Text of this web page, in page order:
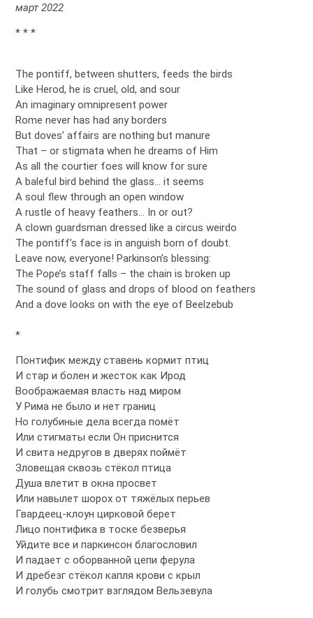
март 2022
* * *
The pontiff, between shutters, feeds the birds
Like Herod, he is cruel, old, and sour
An imaginary omnipresent power
Rome never has had any borders
But doves’ affairs are nothing but manure
That – or stigmata when he dreams of Him
As all the courtier foes will know for sure
A baleful bird behind the glass… it seems
A soul flew through an open window
A rustle of heavy feathers… In or out?
A clown guardsman dressed like a circus weirdo
The pontiff’s face is in anguish born of doubt.
Leave now, everyone! Parkinson’s blessing:
The Pope’s staff falls – the chain is broken up
The sound of glass and drops of blood on feathers
And a dove looks on with the eye of Beelzebub
*
Понтифик между ставень кормит птиц
И стар и болен и жесток как Ирод
Воображаемая власть над миром
У Рима не было и нет границ
Но голубиные дела всегда помёт
Или стигматы если Он приснится
И свита недругов в дверях поймёт
Зловещая сквозь стёкол птица
Душа влетит в окна просвет
Или навылет шорох от тяжёлых перьев
Гвардеец-клоун цирковой берет
Лицо понтифика в тоске безверья
Уйдите все и паркинсон благословил
И падает с оборванной цепи ферула
И дребезг стёкол капля крови с крыл
И голубь смотрит взглядом Вельзевула